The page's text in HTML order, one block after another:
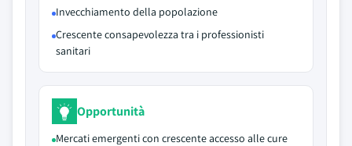
Invecchiamento della popolazione
Crescente consapevolezza tra i professionisti
sanitari
Opportunità
Mercati emergenti con crescente accesso alle cure